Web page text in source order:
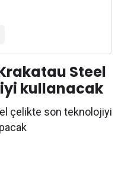
Steel
kullanacak
çelikte son teknolojiyi